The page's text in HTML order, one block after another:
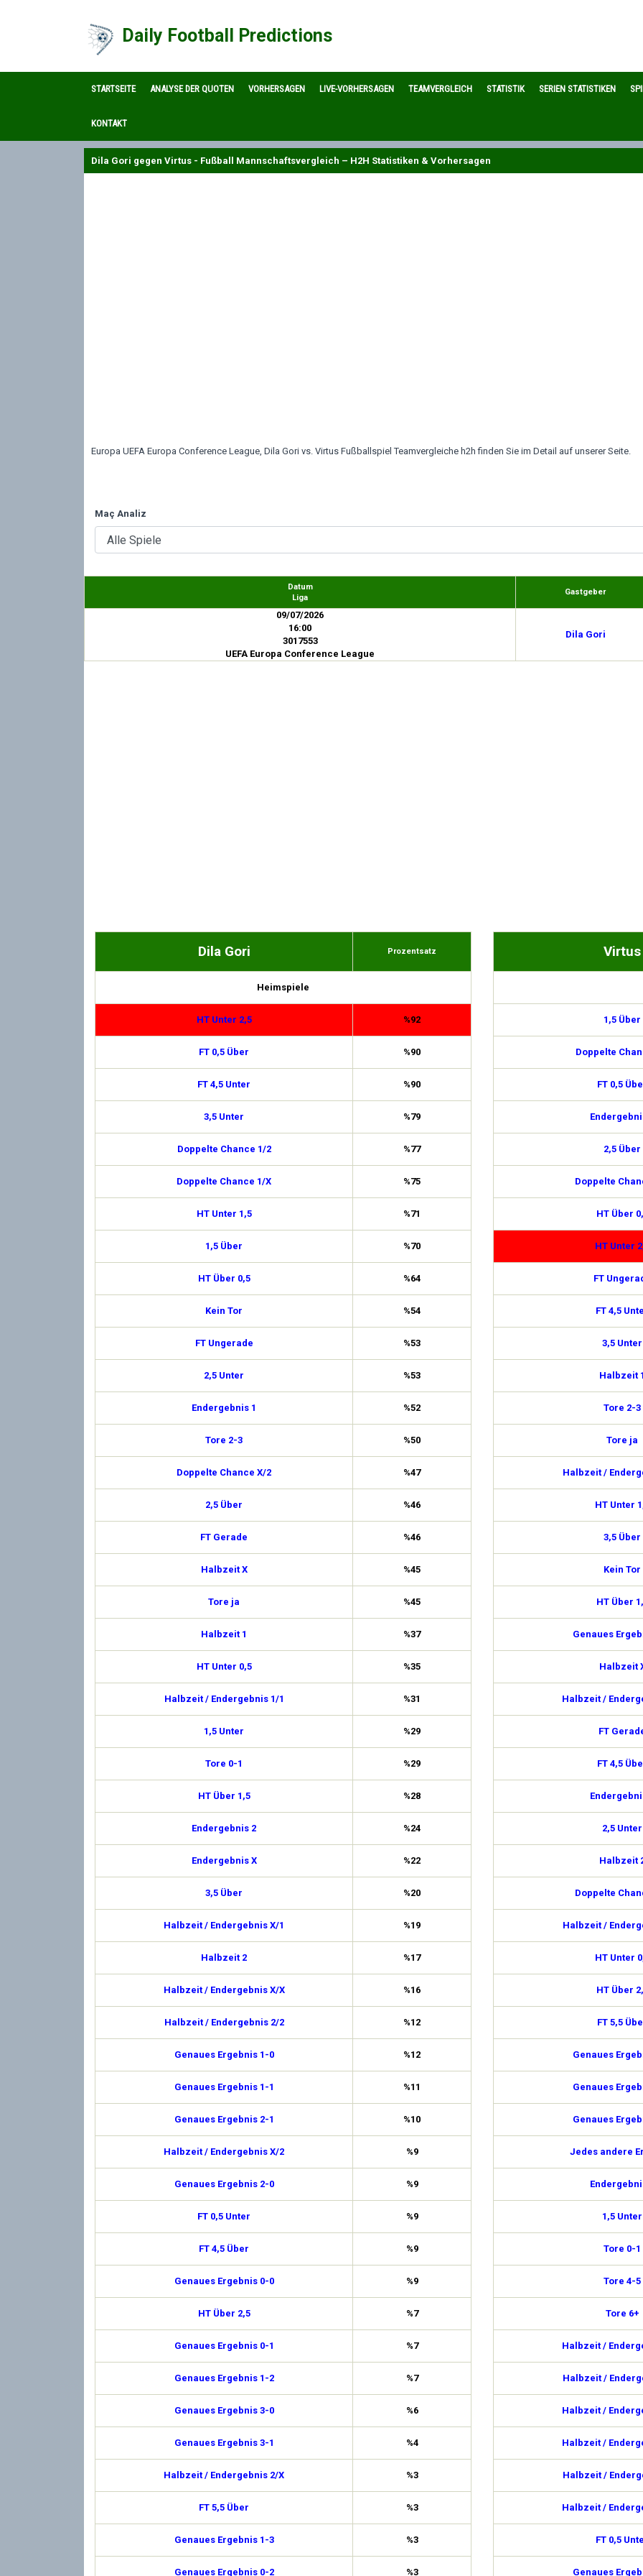
Daily Football Predictions
STARTSEITE ANALYSE DER QUOTEN VORHERSAGEN LIVE-VORHERSAGEN TEAMVERGLEICH STATISTIK SERIEN STATISTIKEN
KONTAKT
Dila Gori gegen Virtus - Fußball Mannschaftsvergleich – H2H Statistiken & Vorhersagen
Europa UEFA Europa Conference League, Dila Gori vs. Virtus Fußballspiel Teamvergleiche h2h finden Sie im Detail auf unserer Seite.
Maç Analiz
Datum
Liga
Gastgeber
09/07/2026
16:00
3017553
UEFA Europa Conference League
Dila Gori
Dila Gori Prozentsatz
Heimspiele
HT Unter 2,5 %92
FT 0,5 Über %90
FT 4,5 Unter %90
3,5 Unter %79
Doppelte Chance 1/2 %77
Doppelte Chance 1/X %75
HT Unter 1,5 %71
1,5 Über %70
HT Über 0,5 %64
Kein Tor %54
FT Ungerade %53
2,5 Unter %53
Endergebnis 1 %52
Tore 2-3 %50
Doppelte Chance X/2 %47
2,5 Über %46
FT Gerade %46
Halbzeit X %45
Tore ja %45
Halbzeit 1 %37
HT Unter 0,5 %35
Halbzeit / Endergebnis 1/1 %31
1,5 Unter %29
Tore 0-1 %29
HT Über 1,5 %28
Endergebnis 2 %24
Endergebnis X %22
3,5 Über %20
Halbzeit / Endergebnis X/1 %19
Halbzeit 2 %17
Halbzeit / Endergebnis X/X %16
Halbzeit / Endergebnis 2/2 %12
Genaues Ergebnis 1-0 %12
Genaues Ergebnis 1-1 %11
Genaues Ergebnis 2-1 %10
Halbzeit / Endergebnis X/2 %9
Genaues Ergebnis 2-0 %9
FT 0,5 Unter %9
FT 4,5 Über %9
Genaues Ergebnis 0-0 %9
HT Über 2,5 %7
Genaues Ergebnis 0-1 %7
Genaues Ergebnis 1-2 %7
Genaues Ergebnis 3-0 %6
Genaues Ergebnis 3-1 %4
Halbzeit / Endergebnis 2/X %3
FT 5,5 Über %3
Genaues Ergebnis 1-3 %3
Genaues Ergebnis 0-2 %3
Virtus
1,5 Über
Doppelte
FT 0,5
2,5 Über
Doppelte
HT Über
HT Unter
FT
FT 4,5
3,5 Unter
Halbzeit 1
Tore 2-3
Tore ja
Halbzeit /
HT Unter
3,5 Über
Kein Tor
HT Über
Genaues
Halbzeit
Halbzeit /
FT
FT 4,5
2,5 Unter
Halbzeit
Doppelte
Halbzeit /
HT Unter
HT Über
FT 5,5
Genaues
Genaues
Genaues
Jedes andere
1,5 Unter
Tore 0-1
Tore 4-5
Tore 6+
Halbzeit /
Halbzeit /
Halbzeit /
Halbzeit /
Halbzeit /
Halbzeit /
FT 0,5
Genaues